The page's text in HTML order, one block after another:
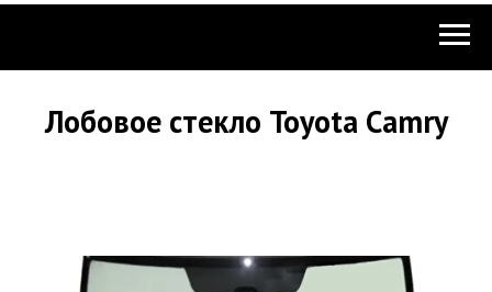
Лобовое стекло Toyota Camry